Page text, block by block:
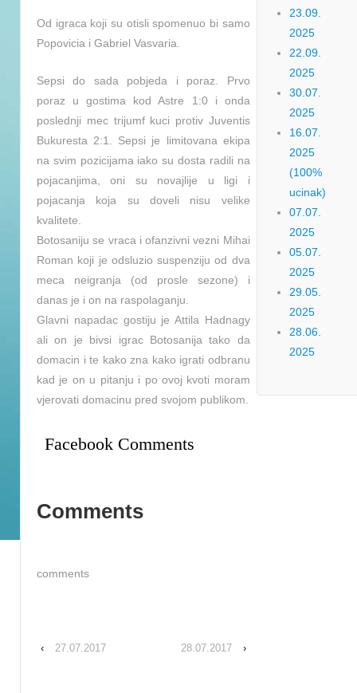
Od igraca koji su otisli spomenuo bi samo
Popovicia i Gabriel Vasvaria.
Sepsi do sada pobjeda i poraz. Prvo
poraz u gostima kod Astre 1:0 i onda
poslednji mec trijumf kuci protiv Juventis
Bukuresta 2:1. Sepsi je limitovana ekipa
na svim pozicijama iako su dosta radili na
pojacanjima, oni su novajlije u ligi i
pojacanja koja su doveli nisu velike
kvalitete.
Botosaniju se vraca i ofanzivni vezni Mihai
Roman koji je odsluzio suspenziju od dva
meca neigranja (od prosle sezone) i
danas je i on na raspolaganju.
Glavni napadac gostiju je Attila Hadnagy
ali on je bivsi igrac Botosanija tako da
domacin i te kako zna kako igrati odbranu
kad je on u pitanju i po ovoj kvoti moram
vjerovati domacinu pred svojom publikom.
Facebook Comments
Comments
comments
‹ 27.07.2017 28.07.2017 ›
23.09.
2025
22.09.
2025
30.07.
2025
16.07.
2025
(100%
ucinak)
07.07.
2025
05.07.
2025
29.05.
2025
28.06.
2025